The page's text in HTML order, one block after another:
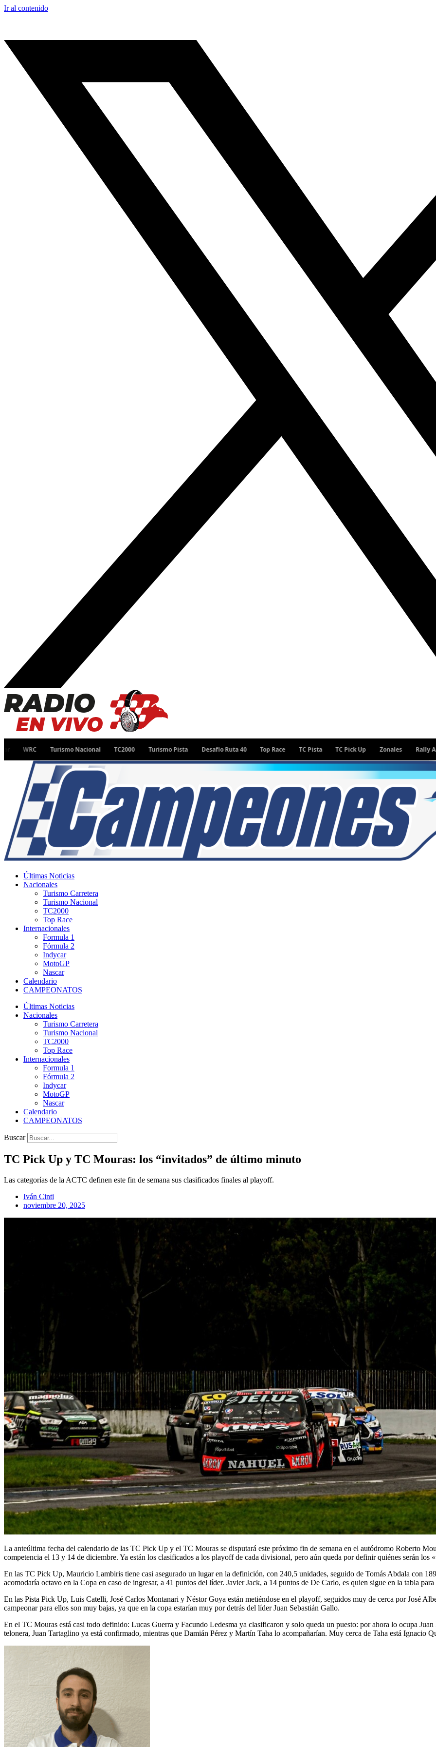
Ir al contenido
WRC Turismo Nacional TC2000 Turismo Pista Desafío Ruta 40 Top Race TC Pista TC Pick Up Zonales Rally
Últimas Noticias
Nacionales
Turismo Carretera
Turismo Nacional
TC2000
Top Race
Internacionales
Formula 1
Fórmula 2
Indycar
MotoGP
Nascar
Calendario
CAMPEONATOS
Últimas Noticias
Nacionales
Turismo Carretera
Turismo Nacional
TC2000
Top Race
Internacionales
Formula 1
Fórmula 2
Indycar
MotoGP
Nascar
Calendario
CAMPEONATOS
Buscar
TC Pick Up y TC Mouras: los “invitados” de último minuto
Las categorías de la ACTC definen este fin de semana sus clasificados finales al playoff.
Iván Cinti
noviembre 20, 2025
La anteúltima fecha del calendario de las TC Pick Up y el TC Mouras se disputará este próximo fin de semana en el autódromo Roberto
competencia el 13 y 14 de diciembre. Ya están los clasificados a los playoff de cada divisional, pero aún queda por definir quiénes serán los
En las TC Pick Up, Mauricio Lambiris tiene casi asegurado un lugar en la definición, con 240,5 unidades, seguido de Tomás Abdala con
acomodaría octavo en la Copa en caso de ingresar, a 41 puntos del líder. Javier Jack, a 14 puntos de De Carlo, es quien sigue en la tabla
En las Pista Pick Up, Luis Catelli, José Carlos Montanari y Néstor Goya están metiéndose en el playoff, seguidos muy de cerca por José
campeonar para ellos son muy bajas, ya que en la copa estarían muy por detrás del líder Juan Sebastián Gallo.
En el TC Mouras está casi todo definido: Lucas Guerra y Facundo Ledesma ya clasificaron y solo queda un puesto: por ahora lo ocupa
telonera, Juan Tartaglino ya está confirmado, mientras que Damián Pérez y Martín Taha lo acompañarían. Muy cerca de Taha está Ignacio